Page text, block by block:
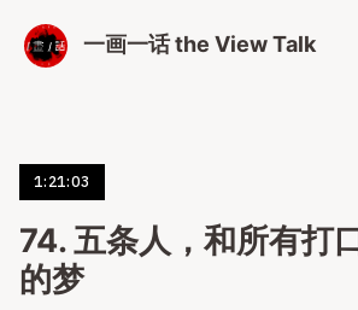
一画一话 the View Talk
1:21:03
74. 五条人，和所有打
的梦